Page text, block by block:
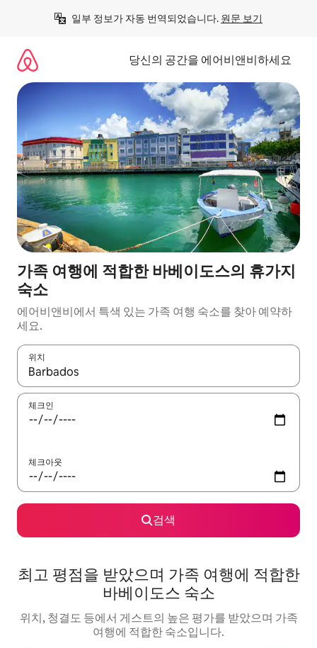
일부 정보가 자동 번역되었습니다. 원문 보기
당신의 공간을 에어비앤비하세요
가족 여행에 적합한 바베이도스의 휴가지
숙소
에어비앤비에서 특색 있는 가족 여행 숙소를 찾아 예약하
세요.
위치
결과가 나오면 위·아래 화살표 키를 사용하거나 터치 또는 스와이
체크인
체크아웃
검색
최고 평점을 받았으며 가족 여행에 적합한
바베이도스 숙소
위치, 청결도 등에서 게스트의 높은 평가를 받았으며 가족
여행에 적합한 숙소입니다.